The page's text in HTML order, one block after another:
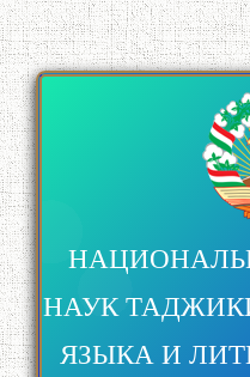
НАУК
ЯЗЫКА И